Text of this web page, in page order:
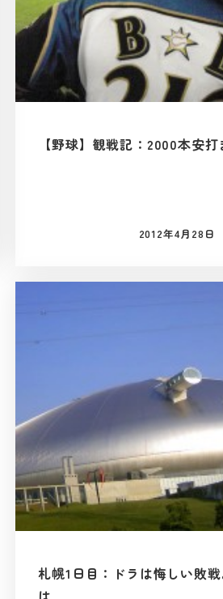
【野球】観戦記：2000本安打
投稿日
2012年4月28日
札幌1日目：ドラは悔しい敗